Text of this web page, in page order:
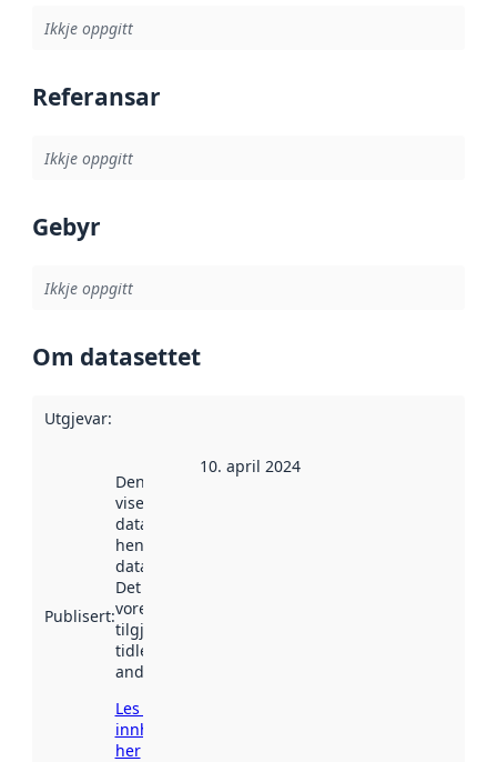
Ikkje oppgitt
Referansar
Ikkje oppgitt
Gebyr
Ikkje oppgitt
Om datasettet
Utgjevar:
Publisert:
Denne datoen
viser når
datasettet vart
henta inn av
data.norge.no.
Det kan ha
vore
tilgjengeleg
tidlegare
andre stader.
Les meir om
innhenting
her
10. april 2024